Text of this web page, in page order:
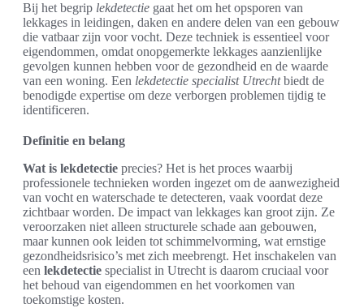
Bij het begrip lekdetectie gaat het om het opsporen van
lekkages in leidingen, daken en andere delen van een gebouw
die vatbaar zijn voor vocht. Deze techniek is essentieel voor
eigendommen, omdat onopgemerkte lekkages aanzienlijke
gevolgen kunnen hebben voor de gezondheid en de waarde
van een woning. Een lekdetectie specialist Utrechtbiedt de
benodigde expertise om deze verborgen problemen tijdig te
identificeren.
Definitie en belang
Wat is lekdetectie precies? Het is het proces waarbij
professionele technieken worden ingezet om de aanwezigheid
van vocht en waterschade te detecteren, vaak voordat deze
zichtbaar worden. De impact van lekkages kan groot zijn. Ze
veroorzaken niet alleen structurele schade aan gebouwen,
maar kunnen ook leiden tot schimmelvorming, wat ernstige
gezondheidsrisico’s met zich meebrengt. Het inschakelen van
een lekdetectie specialist in Utrecht is daarom cruciaal voor
het behoud van eigendommen en het voorkomen van
toekomstige kosten.